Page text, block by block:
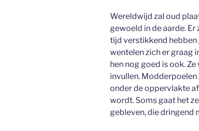
Wereldwijd zal oud
gewoeld in de aarde.
tijd verstikkend hebben
wentelen zich er graag
hen nog goed is ook. Ze
invullen.
onder de oppervlakte
wordt. Soms gaat het
gebleven, die dringend